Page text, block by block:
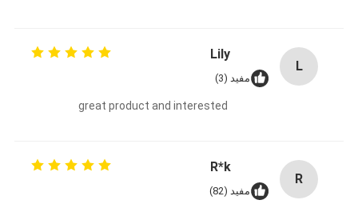
L
Lily
مفید (3)
great product and interested
R
R*k
مفید (82)